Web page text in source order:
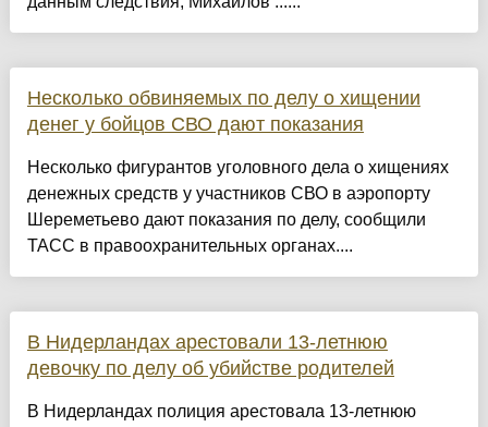
Несколько обвиняемых по делу о хищении
денег у бойцов СВО дают показания
Несколько фигурантов уголовного дела о хищениях
денежных средств у участников СВО в аэропорту
Шереметьево дают показания по делу, сообщили
ТАСС в правоохранительных органах....
В Нидерландах арестовали 13-летнюю
девочку по делу об убийстве родителей
В Нидерландах полиция арестовала 13-летнюю